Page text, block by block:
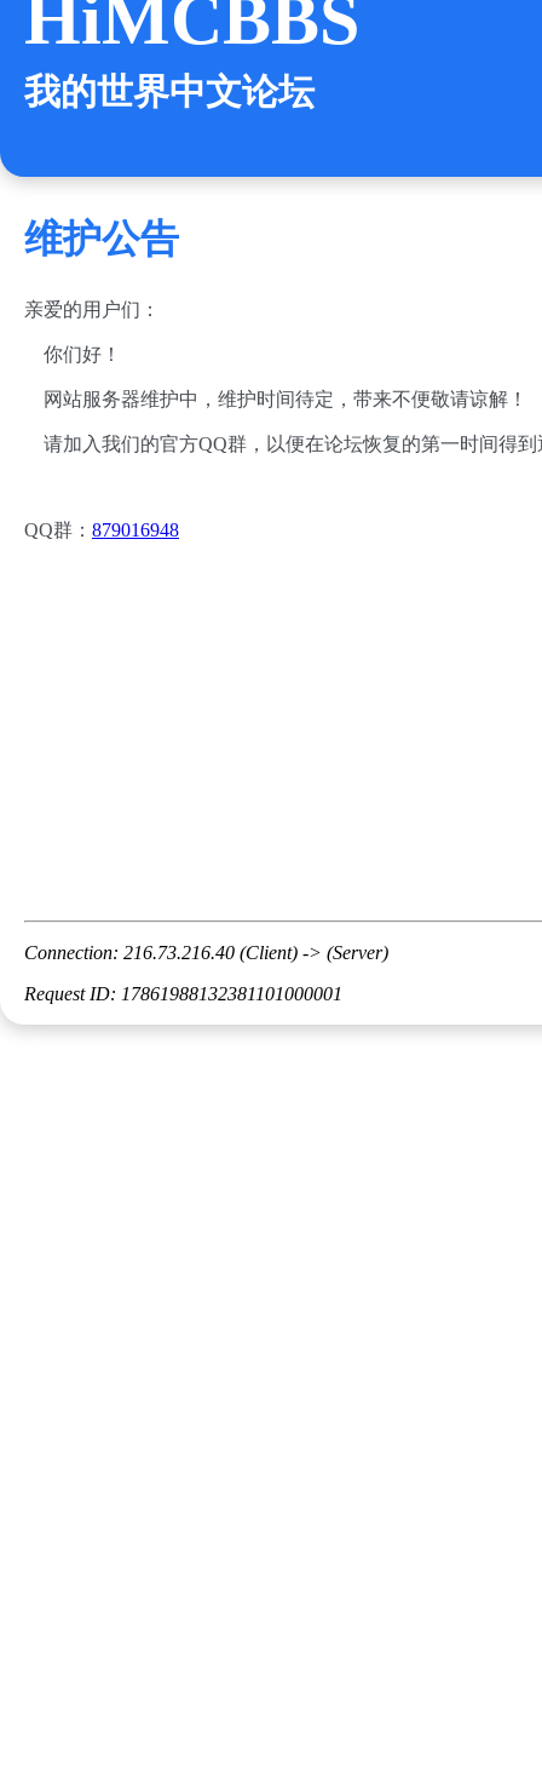
HiMCBBS
我的世界中文论坛
维护公告
亲爱的用户们：
你们好！
网站服务器维护中，维护时间待定，带来不便敬请谅解！
请加入我们的官方QQ群，以便在论坛恢复的第一时间得到
QQ群： 879016948
Connection: 216.73.216.40 (Client) -> (Server)
Request ID: 17861988132381101000001